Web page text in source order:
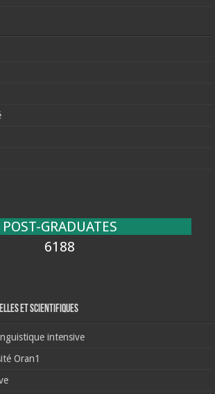
POST-GRADUATES
6188
et scientifiques
intensive
Oran1